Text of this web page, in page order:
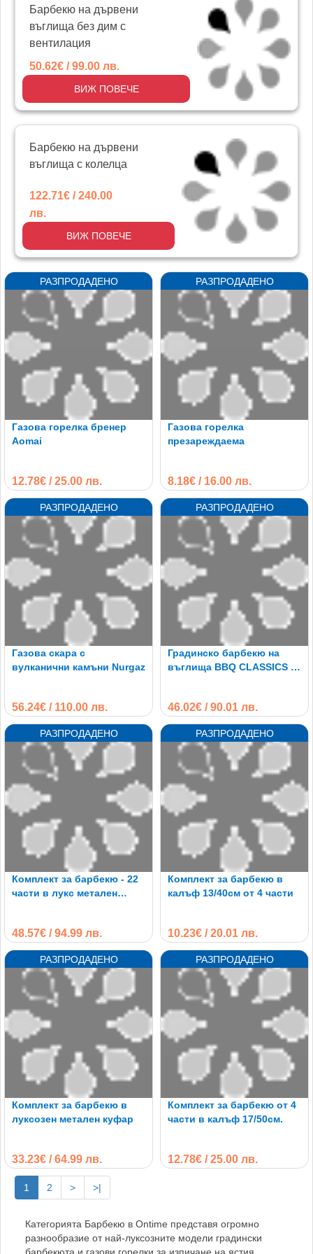
Барбекю на дървени
въглища без дим с
вентилация
50.62€ / 99.00 лв.
ВИЖ ПОВЕЧЕ
Барбекю на дървени
въглища с колелца
122.71€ / 240.00
лв.
ВИЖ ПОВЕЧЕ
Газова горелка бренер
Aomai
12.78€ / 25.00 лв.
Газова горелка
презареждаема
8.18€ / 16.00 лв.
Газова скара с
вулканични камъни Nurgaz
56.24€ / 110.00 лв.
Градинско барбекю на
въглища BBQ CLASSICS с
46.02€ / 90.01 лв.
Комплект за барбекю - 22
части в лукс метален
48.57€ / 94.99 лв.
Комплект за барбекю в
калъф 13/40см от 4 части
10.23€ / 20.01 лв.
Комплект за барбекю в
луксозен метален куфар
33.23€ / 64.99 лв.
Комплект за барбекю от 4
части в калъф 17/50см.
12.78€ / 25.00 лв.
1 2 > >|
Категорията Барбекю в Ontime представя огромно
разнообразие от най-луксозните модели градински
барбекюта и газови горелки за изпичане на ястия.